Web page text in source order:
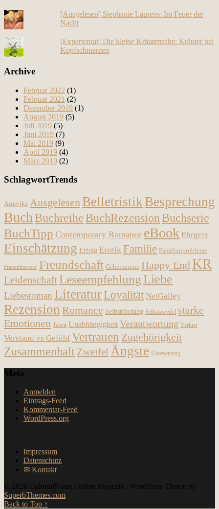
[Ausgelesen] Stephanie Laurens: Im Feuer der
Nacht
[Expertenrat] Die kleine Kräuterreihe: Kräuter bei
Kopfschmerzen
Archive
Februar 2022 (1)
Februar 2021 (2)
Dezember 2019 (1)
August 2019 (5)
Juli 2019 (5)
Juni 2019 (7)
Mai 2019 (9)
April 2019 (4)
März 2019 (2)
SchlagwortTrends
Amerika Ausgelesen Belletristik Besprechung
Buch Buchreihe BuchRezension Buchserie
BuchTipp Contemporary Romance eBook Ehrgeiz
Einschätzung Erfolg Erotik Familie Familienprobleme
Frauenliteratur Freundschaft Geheimnisse Happy End KR
Leidenschaft Leseempfehlung Liebe
Liebesroman LiteraturLoyalität NetGalley
Rezension Romance Selbstfindung Selbstzweifel starke
Emotionen Talent Unabhängigkeit Verantwortung Verlust
Verstand vs Gefühl Vertrauen Zugehörigkeit
Zusammenhalt Zweifel Ängste Übersetzung
Meta
Anmelden
Eintrags-Feed
Kommentar-Feed
WordPress.org
Impressum
Datenschutz
✉︎ Kontakt
© 2026 CulturalNoise Online Magazin
| WordPress Theme by
SuperbThemes.com
Back to Top ↑